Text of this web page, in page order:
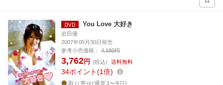
You Love 大好き
岩田優
2007年05月30日発売
参考小売価格：
4,180円
3,762円 (税込) 送料無料
34ポイント 1倍
取り寄せ(通常3〜9日)